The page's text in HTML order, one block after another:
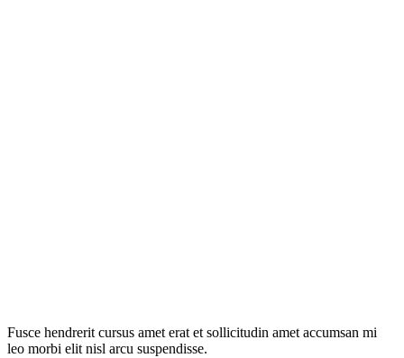
Fusce hendrerit cursus amet erat et sollicitudin amet accumsan mi
leo morbi elit nisl arcu suspendisse.